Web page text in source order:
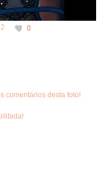
0
comentários desta foto!